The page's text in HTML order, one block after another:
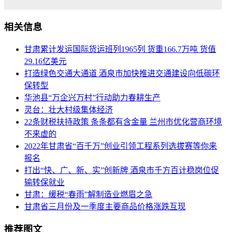
相关信息
甘肃累计发运国际货运班列1965列 货重166.7万吨 货值
29.16亿美元
打造绿色交通大通道 酒泉市加快推进交通建设向低碳环
保转型
华池县“万企兴万村”行动助力春耕生产
灵台：壮大村级集体经济
22条财税扶持政策 条条都有含金量 兰州市优化营商环境
不来虚的
2022年甘肃省“百千万”创业引领工程系列选拔赛等你来
报名
打出“快、广、新、实”创新牌 酒泉市千方百计稳岗位促
输转保就业
甘肃：缓税“春雨”解制造业燃眉之急
甘肃省三月份及一季度主要商品价格涨跌互现
推荐图文